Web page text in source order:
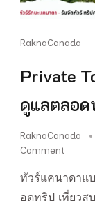
RaknaCanada
Private
ดูแลตลอ
RaknaCanada
Comment
Tour
ทัวร์แคนาดาแ
อดทริป เที่ยวส